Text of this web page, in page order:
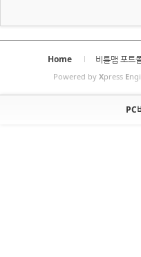
Home 비틀맵 포트
Powered by Xpress E
PC